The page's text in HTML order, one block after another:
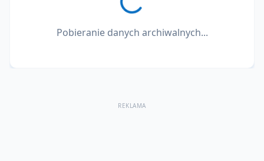
Pobieranie danych archiwalnych...
REKLAMA